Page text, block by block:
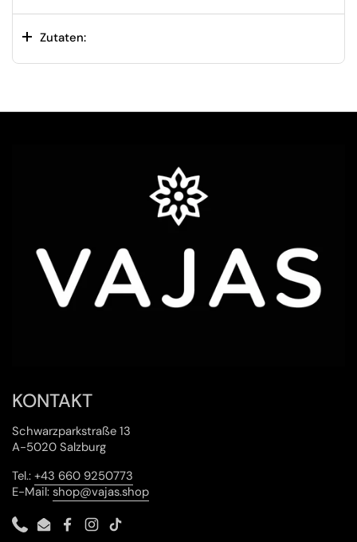
Zutaten:
KONTAKT
Schwarzparkstraße 13
A-5020 Salzburg
Tel.: +43 660 9250773
E-Mail: shop@vajas.shop
PhoneEmailFacebook
Instagram
TikTok